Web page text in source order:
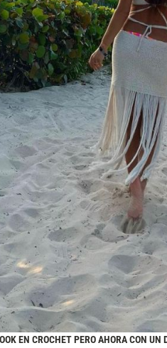
EN CROCHET PERO AHORA CON UN